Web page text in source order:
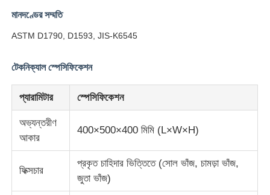
পণ্য
মানদণ্ডের সম্মতি
ASTM D1790, D1593, JIS-K6545
টেকনিক্যাল স্পেসিফিকেশন
প্যারামিটার স্পেসিফিকেশন
অভ্যন্তরীণ
আকার
400×500×400 মিমি (L×W×H)
ফিক্সচার
প্রকৃত চাহিদার ভিত্তিতে (সোল ভাঁজ, চামড়া ভাঁজ,
জুতা ভাঁজ)